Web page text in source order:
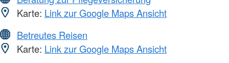
Karte: Link zur Google Maps Ansicht
Betreutes Reisen
Karte: Link zur Google Maps Ansicht